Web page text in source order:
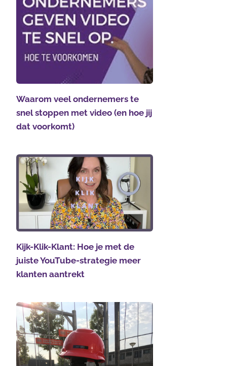
Waarom veel ondernemers te
snel stoppen met video (en hoe jij
dat voorkomt)
Kijk-Klik-Klant: Hoe je met de
juiste YouTube-strategie meer
klanten aantrekt